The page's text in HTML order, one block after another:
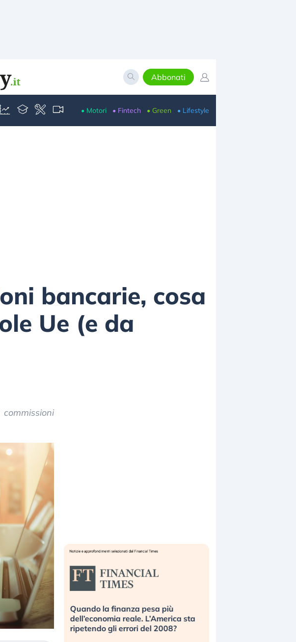
Abbonati
• Motori • Fintech • Green • Lifestyle
bancarie, cosa
Ue (e da
Investitori
lo scoppio
Quando la finanza pesa più
dell’economia reale. L’America sta
ripetendo gli errori del 2008?